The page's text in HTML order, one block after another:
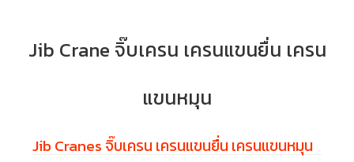
Jib Crane จิ๊บเครน เครนแขนยื่น เครน
แขนหมุน
Jib Cranes จิ๊บเครน เครนแขนยื่น เครนแขนหมุน